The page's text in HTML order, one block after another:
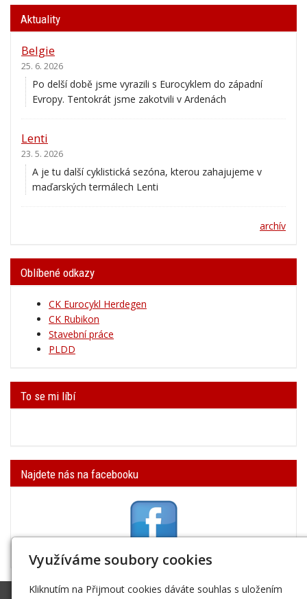
Aktuality
Belgie
25. 6. 2026
Po delší době jsme vyrazili s Eurocyklem do západní
Evropy. Tentokrát jsme zakotvili v Ardenách
Lenti
23. 5. 2026
A je tu další cyklistická sezóna, kterou zahajujeme v
maďarských termálech Lenti
archív
Oblíbené odkazy
CK Eurocykl Herdegen
CK Rubikon
Stavební práce
PLDD
To se mi líbí
Najdete nás na facebooku
Využíváme soubory cookies
Kliknutím na Přijmout cookies dáváte souhlas s uložením